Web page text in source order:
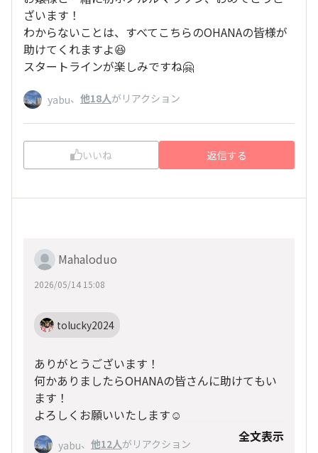
ざいます！
わからないことは、すべてこちらのOHANAの皆様が
助けてくれますよ😆
スタートラインが楽しみですね🤗
yabu、 他18人がリアクション
いいね 返信する
Mahaloduo
2026/05/14 15:08
tolucky2024
ありがとうございます！
何かありましたらOHANAの皆さんに助けてもい
ます！
よろしくお願いいたします☺
yabu、 他12人がリアクション 全文表示